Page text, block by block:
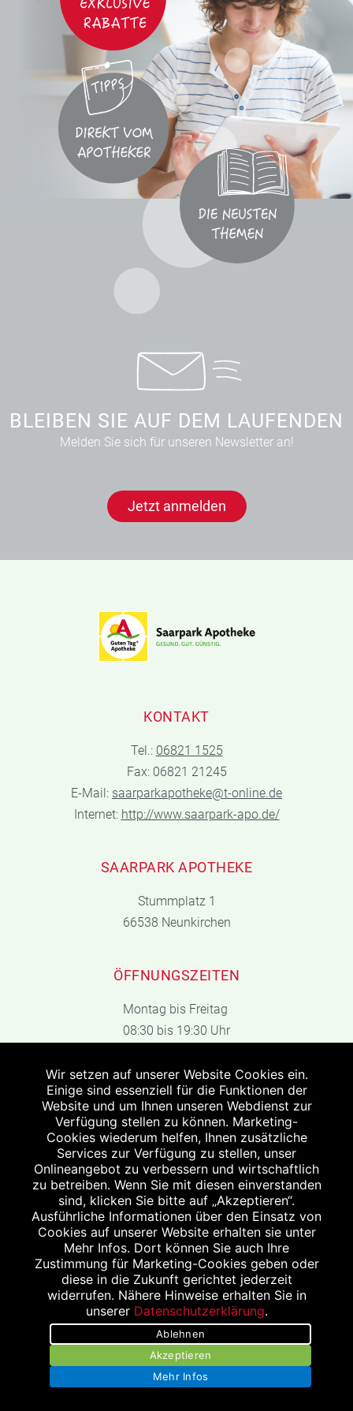
BLEIBEN SIE AUF DEM LAUFENDEN
Melden Sie sich für unseren Newsletter an!
Jetzt anmelden
KONTAKT
Tel.: 06821 1525
Fax: 06821 21245
E-Mail: saarparkapotheke@t-online.de
Internet: http://www.saarpark-apo.de/
SAARPARK APOTHEKE
Stummplatz 1
66538 Neunkirchen
ÖFFNUNGSZEITEN
Montag bis Freitag
08:30 bis 19:30 Uhr
09:00 bis 19:30 Uhr
15 %
IHR EXKLUSIVER RABATT
Einfach diese Abbildung auf Ihrem
Smartphone vorzeigen und 15 % Rabatt auf
einen Einkauf ab 10,- € bekommen. Gilt nicht
für das verschreibungspflichtige Sortiment.
Aktionsartikel, Doppelrabattierungen und
Rezeptzuzahlungen sind leider
ausgenommen.
Wir setzen auf unserer Website Cookies ein.
Einige sind essenziell für die Funktionen der
Website und um Ihnen unseren Webdienst zur
Verfügung stellen zu können. Marketing-
Cookies wiederum helfen, Ihnen zusätzliche
Services zur Verfügung zu stellen, unser
Onlineangebot zu verbessern und wirtschaftlich
zu betreiben. Wenn Sie mit diesen einverstanden
sind, klicken Sie bitte auf „Akzeptieren“.
Ausführliche Informationen über den Einsatz von
Cookies auf unserer Website erhalten sie unter
Mehr Infos. Dort können Sie auch Ihre
Zustimmung für Marketing-Cookies geben oder
diese in die Zukunft gerichtet jederzeit
widerrufen. Nähere Hinweise erhalten Sie in
unserer Datenschutzerklärung.
Ablehnen
Akzeptieren
Mehr Infos